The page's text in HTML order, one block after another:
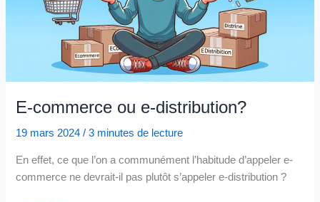
E-commerce ou e-distribution?
19 mars 2024/3 minutes de lecture
En effet, ce que l’on a communément l’habitude d’appeler e-
commerce ne devrait-il pas plutôt s’appeler e-distribution ?